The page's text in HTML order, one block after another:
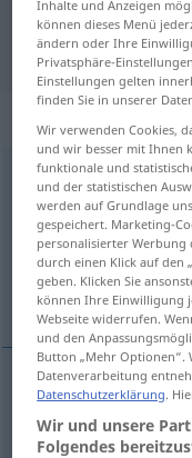
Übersetzung
Schlagbaumm
Übersicht aller
(Für mehr Details die
barreira
Inhalte und Anzeigen
können dieses Menü
ändern oder Ihre
Privatsphäre-
Einstellungen gelten
finden Sie in unserer
Wir verwenden Cookies,
und wir besser mit Ihnen
funktionale und
und der statistischen
werden auf Grundlage
gespeichert. Marketing-
personalisierter Werbung
durch einen Klick auf den
geben. Klicken Sie
können Ihre Einwilligung
Webseite widerrufen.
und den
Button „Mehr Optionen“.
Datenverarbeitung
Datenschutzerklärung.
Wir und unsere
Folgendes